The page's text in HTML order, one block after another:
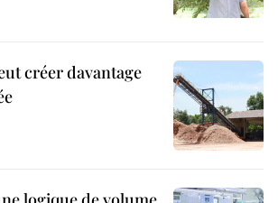
créer davantage